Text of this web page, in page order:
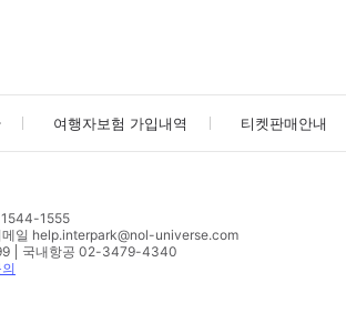
여행자보험 가입내역 티켓판매안내
1544-1555
메일 help.interpark@nol-universe.com
국내항공 02-3479-4340